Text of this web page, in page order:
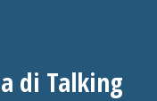
di Talking